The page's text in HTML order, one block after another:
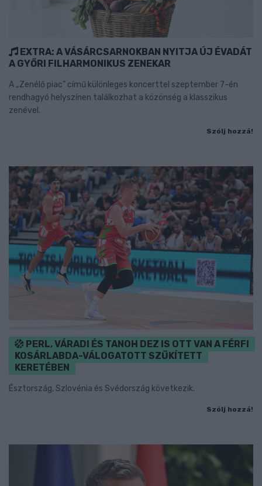
EXTRA: A VÁSÁRCSARNOKBAN NYITJA ÚJ ÉVADÁT
A GYŐRI FILHARMONIKUS ZENEKAR
A „Zenélő piac” című különleges koncerttel szeptember 7-én
rendhagyó helyszínen találkozhat a közönség a klasszikus
zenével.
Szólj hozzá!
PERL, VÁRADI ÉS TANOH DEZ IS OTT VAN A FÉRFI
KOSÁRLABDA-VÁLOGATOTT SZŰKÍTETT
KERETÉBEN
Észtország, Szlovénia és Svédország következik.
Szólj hozzá!